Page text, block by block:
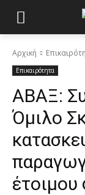
Αρχική
Επικαιρότητα
ΑΒΑΞ:
Όμιλο